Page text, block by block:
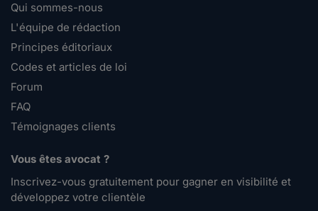
Qui sommes-nous
L'équipe de rédaction
Principes éditoriaux
Codes et articles de loi
Forum
FAQ
Témoignages clients
Vous êtes avocat ?
Inscrivez-vous gratuitement pour gagner en visibilité et
développez votre clientèle